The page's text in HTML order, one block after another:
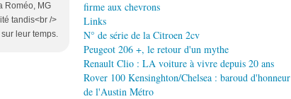
Roméo, MG
tandis<br />
leur temps.
firme aux chevrons
Links
N° de série de la Citroen 2cv
Peugeot 206 +, le retour d'un mythe
Renault Clio : LA voiture à vivre depuis 20 ans
Rover 100 Kensinghton/Chelsea : baroud d'honneur
de l'Austin Métro